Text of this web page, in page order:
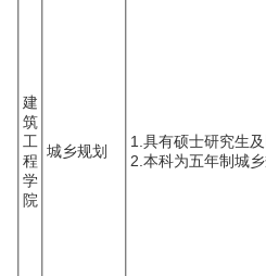
建
筑
工
程
学
院
城乡规划
1.具有硕士研究生及
2.本科为五年制城乡